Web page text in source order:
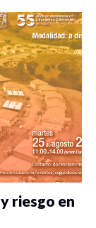
riesgo en